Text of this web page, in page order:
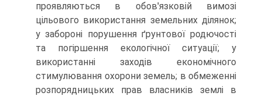
проявляються в обов'язковій вимозі
цільового використання земель­них ділянок;
у забороні порушення ґрунтової родючості
та погіршення екологічної ситуації; у
використанні заходів економічного
стимулю­вання охорони земель; в обмеженні
розпорядницьких прав власників землі в